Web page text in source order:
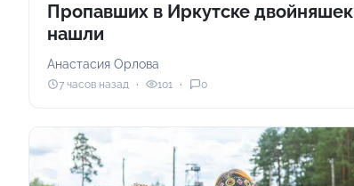
Пропавших в Иркутске двойняшек
нашли
Анастасия Орлова
7 часов назад 101 0